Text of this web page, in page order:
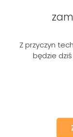
Z przyczyn
będzie